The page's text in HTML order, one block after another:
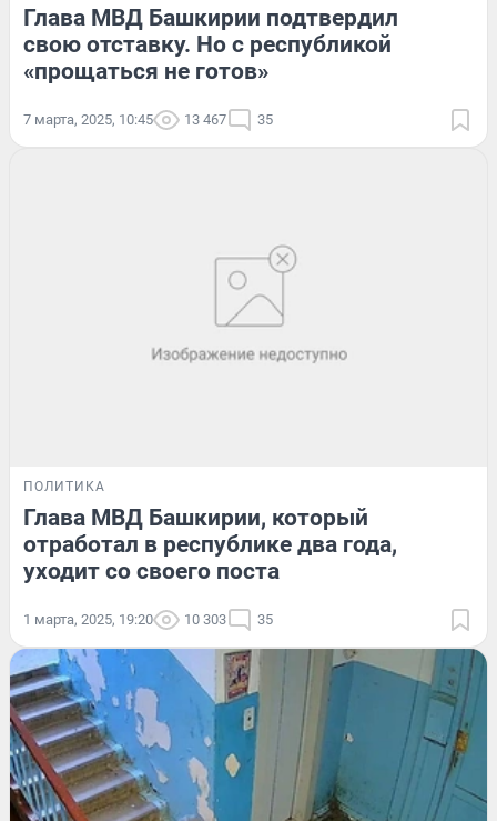
Глава МВД Башкирии подтвердил
свою отставку. Но с республикой
«прощаться не готов»
7 марта, 2025, 10:45 13 467 35
ПОЛИТИКА
Глава МВД Башкирии, который
отработал в республике два года,
уходит со своего поста
1 марта, 2025, 19:20 10 303 35